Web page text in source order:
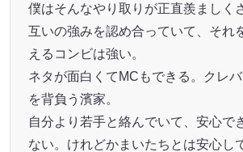
僕はそんなやり取りが正直羨ましく
互いの強みを認め合っていて、それ
えるコンビは強い。
ネタが面白くてMCもできる。クレ
を背負う濱家。
自分より若手と絡んでいて、安心で
ない。けれどかまいたちとは安心し